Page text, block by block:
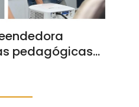
pedagógicas…